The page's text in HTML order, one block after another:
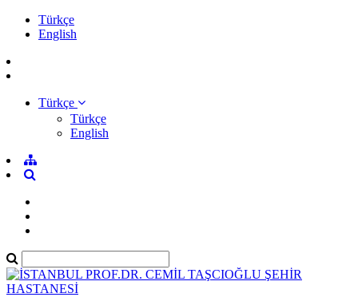
Türkçe
English
Türkçe
Türkçe
English